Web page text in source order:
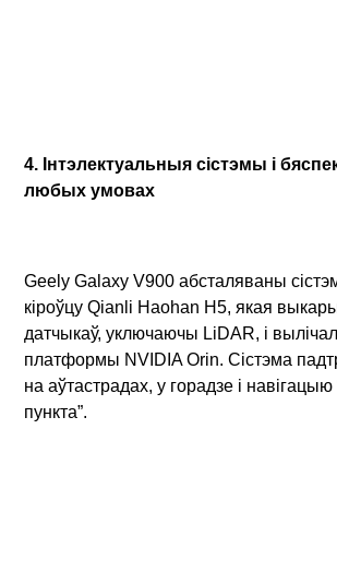
4. Інтэлектуальныя сістэмы і
любых умовах
Geely Galaxy V900 абсталяваны
кіроўцу Qianli Haohan H5, якая
датчыкаў, уключаючы LiDAR, і
платформы NVIDIA Orin. Сістэма
на аўтастрадах, у горадзе і навігацыю
пункта”.